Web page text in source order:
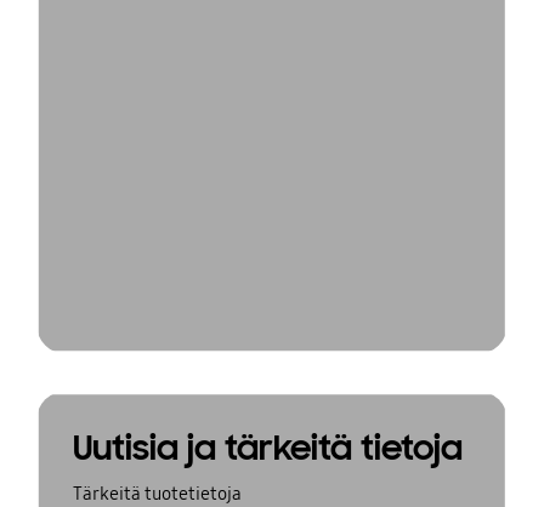
Uutisia ja tärkeitä tietoja
Tärkeitä tuotetietoja